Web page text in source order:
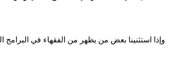
وإذا استثنينا بعض من يظهر من الفقهاء في البرامج